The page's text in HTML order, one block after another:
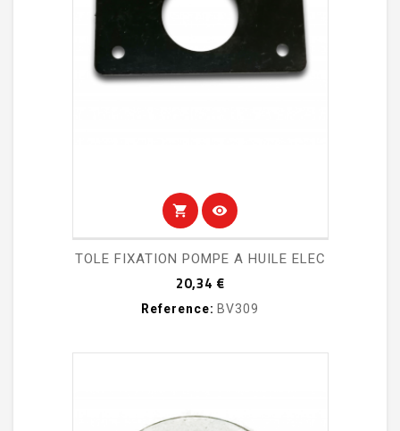
shopping_cart visibility
TOLE FIXATION POMPE A HUILE ELEC
20,34 €Prix
Reference: BV309